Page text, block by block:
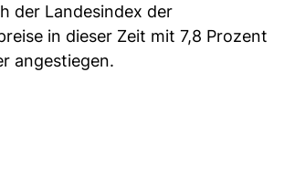
der Landesindex der
in dieser Zeit mit 7,8 Prozent
angestiegen.